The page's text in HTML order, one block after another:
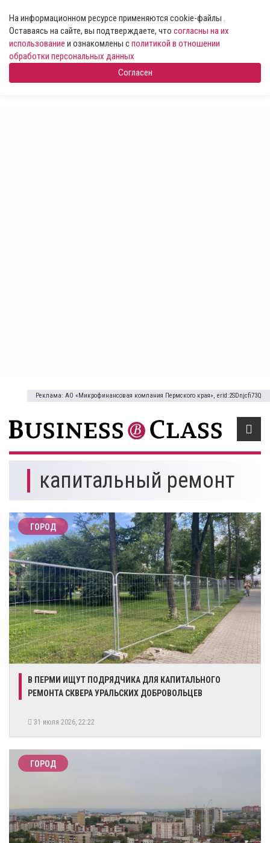
На информационном ресурсе применяются cookie-файлы .
Оставаясь на сайте, вы подтверждаете, что согласны на их
использование и ознакомлены сполитикой в отношении
обработки персональных данных
Согласен
Реклама: АО «Микрофинансовая компания Пермского края», erid:2SDnjcfi73Q
капитальный ремонт
ГОРОД
В ПЕРМИ ИЩУТ ПОДРЯДЧИКА ДЛЯ КАПИТАЛЬНОГО
РЕМОНТА СКВЕРА УРАЛЬСКИХ ДОБРОВОЛЬЦЕВ
31 июля 2026, 22:22
ГОРОД